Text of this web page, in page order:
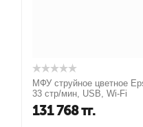
МФУ струйное цветное
33 стр/мин, USB, Wi-Fi
131 768тг.